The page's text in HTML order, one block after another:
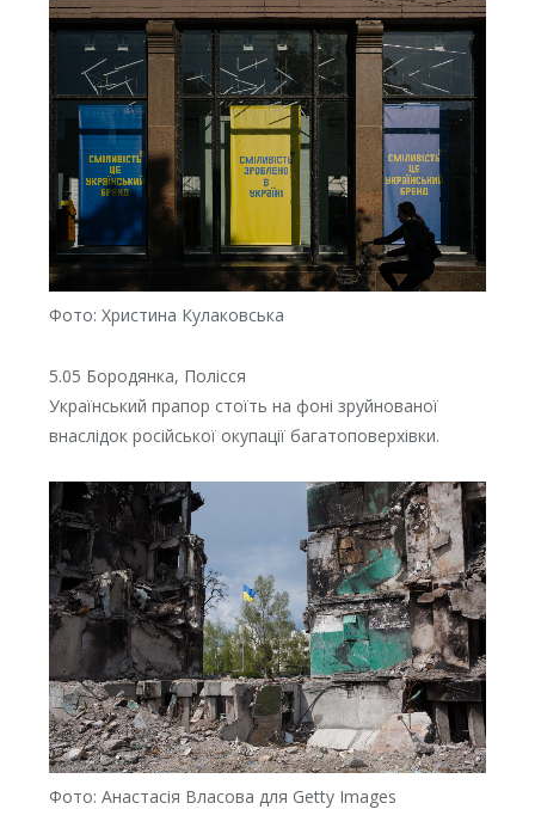
Фото: Христина Кулаковська
5.05 Бородянка, Полісся
Український прапор стоїть на фоні зруйнованої
внаслідок російської окупації багатоповерхівки.
Фото: Анастасія Власова для Getty Images⁠